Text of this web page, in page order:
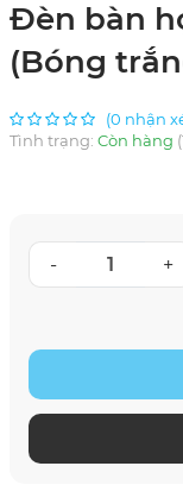
Đèn bàn
(Bóng
(0 nhận
Tình trạng:Còn hàng
- +